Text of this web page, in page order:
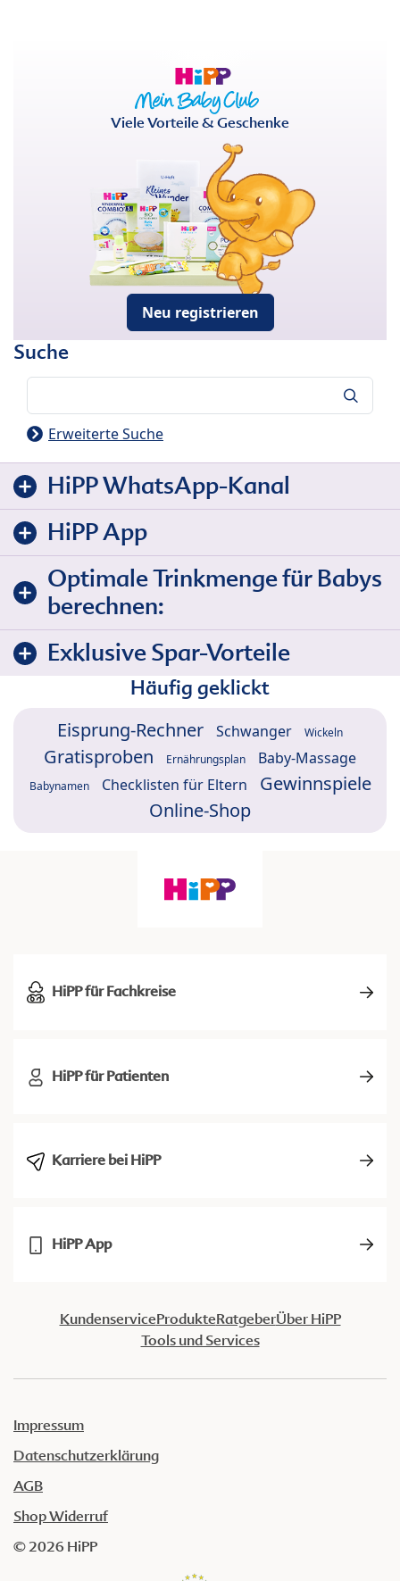
Viele Vorteile & Geschenke
Neu registrieren
Suche
Erweiterte Suche
HiPP WhatsApp-Kanal
HiPP App
Optimale Trinkmenge für Babys
berechnen:
Exklusive Spar-Vorteile
Häufig geklickt
Eisprung-Rechner Schwanger Wickeln
Gratisproben Ernährungsplan Baby-Massage
Babynamen Checklisten für Eltern
Gewinnspiele
Online-Shop
HiPP für Fachkreise
HiPP für Patienten
Karriere bei HiPP
HiPP App
KundenserviceProdukteRatgeberÜber HiPP
Tools und Services
Impressum
Datenschutzerklärung
AGB
Shop Widerruf
© 2026 HiPP